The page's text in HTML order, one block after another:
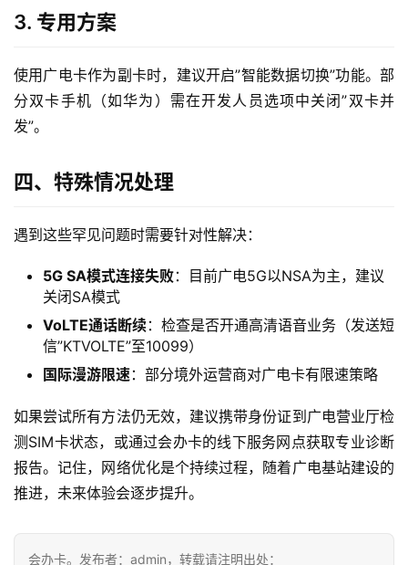
更
多
面
3. 专用方案
使用广电卡作为副卡时，建议开启”智能数据切换”功能。部
分双卡手机（如华为）需在开发人员选项中关闭”双卡并
发”。
四、特殊情况处理
遇到这些罕见问题时需要针对性解决：
5G SA模式连接失败：目前广电5G以NSA为主，建议
关闭SA模式
VoLTE通话断续：检查是否开通高清语音业务（发送短
信”KTVOLTE”至10099）
国际漫游限速：部分境外运营商对广电卡有限速策略
如果尝试所有方法仍无效，建议携带身份证到广电营业厅检
测SIM卡状态，或通过会办卡的线下服务网点获取专业诊断
报告。记住，网络优化是个持续过程，随着广电基站建设的
推进，未来体验会逐步提升。
会办卡。发布者：admin，转载请注明出处：